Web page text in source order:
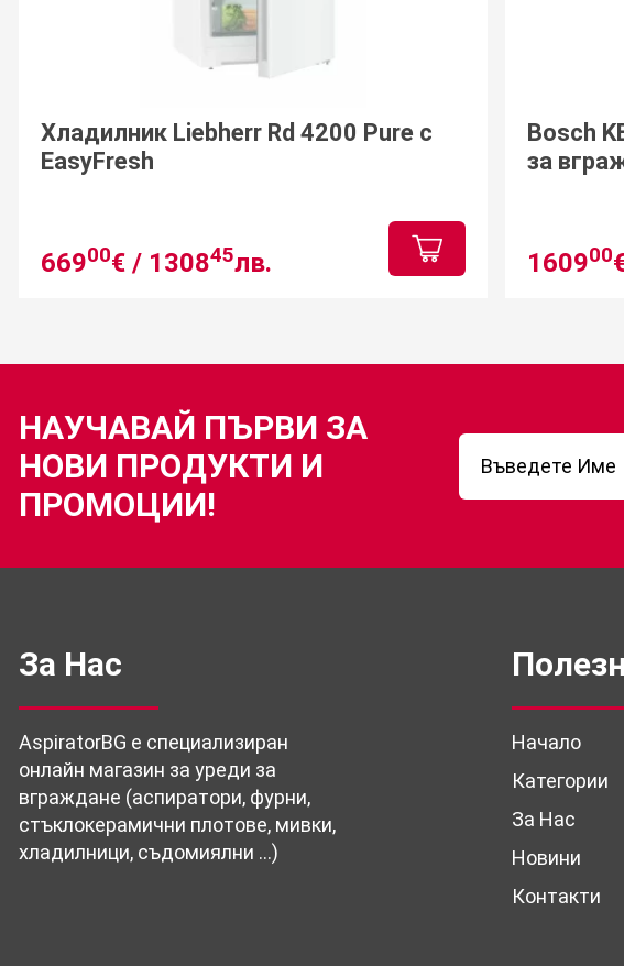
Хладилник Liebherr Rd 4200 Pure с
EasyFresh
66900€ / 130845лв.
Bosch
за
160900
НАУЧАВАЙ ПЪРВИ ЗА
НОВИ ПРОДУКТИ И
ПРОМОЦИИ!
За Нас
AspiratorBG е специализиран
онлайн магазин за уреди за
вграждане (аспиратори, фурни,
стъклокерамични плотове, мивки,
хладилници, съдомиялни …)
Начало
Категории
За Нас
Новини
Контакти